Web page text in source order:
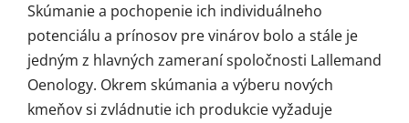
Skúmanie a pochopenie ich individuálneho
potenciálu a prínosov pre vinárov bolo a stále je
jedným z hlavných zameraní spoločnosti Lallemand
Oenology. Okrem skúmania a výberu nových
kmeňov si zvládnutie ich produkcie vyžaduje